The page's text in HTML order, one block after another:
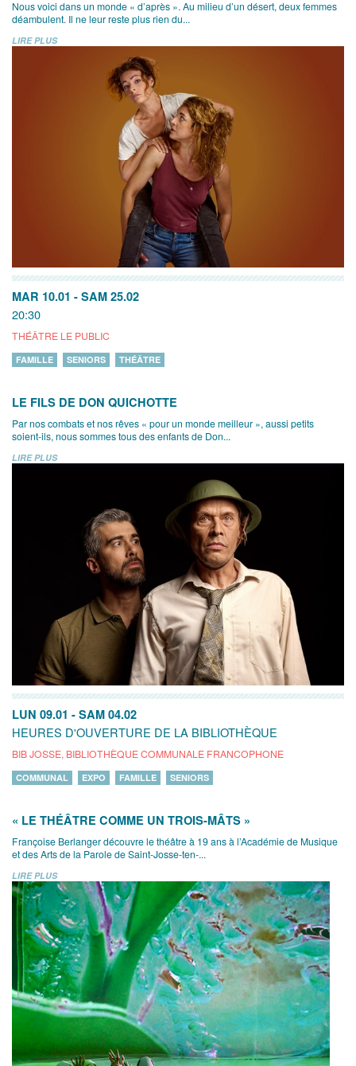
Nous voici dans un monde « d’après ». Au milieu d’un désert, deux femmes
déambulent. Il ne leur reste plus rien du...
LIRE PLUS
MAR 10.01 - SAM 25.02
20:30
THÉÂTRE LE PUBLIC
FAMILLE SENIORS THÉÂTRE
LE FILS DE DON QUICHOTTE
Par nos combats et nos rêves « pour un monde meilleur », aussi petits
soient-ils, nous sommes tous des enfants de Don...
LIRE PLUS
LUN 09.01 - SAM 04.02
HEURES D'OUVERTURE DE LA BIBLIOTHÈQUE
BIB JOSSE, BIBLIOTHÈQUE COMMUNALE FRANCOPHONE
COMMUNAL EXPO FAMILLE SENIORS
« LE THÉÂTRE COMME UN TROIS-MÂTS »
Françoise Berlanger découvre le théâtre à 19 ans à l’Académie de Musique
et des Arts de la Parole de Saint-Josse-ten-...
LIRE PLUS